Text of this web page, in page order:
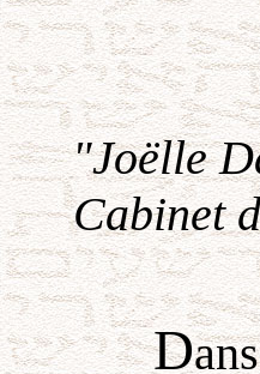
"Joëlle
Cabinet
D